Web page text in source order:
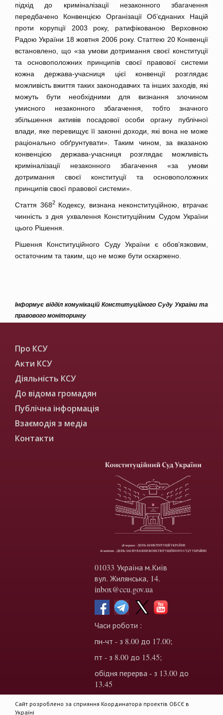
підхід до криміналізації незаконного збагачення
передбачено Конвенцією Організації Об’єднаних Націй
проти корупції 2003 року, ратифікованою Верховною
Радою України 18 жовтня 2006 року. Статтею 20 Конвенції
встановлено, що «за умови дотримання своєї конституції
та основоположних принципів своєї правової системи
кожна держава-учасниця цієї конвенції розглядає
можливість вжиття таких законодавчих та інших заходів, які
можуть бути необхідними для визнання злочином
умисного незаконного збагачення, тобто значного
збільшення активів посадової особи органу публічної
влади, яке перевищує її законні доходи, які вона не може
раціонально обґрунтувати». Таким чином, за вказаною
конвенцією держава-учасниця розглядає можливість
криміналізації незаконного збагачення «за умови
дотримання своєї конституції та основоположних
принципів своєї правової системи».
Стаття 3682Кодексу, визнана неконституційною, втрачає
чинність з дня ухвалення Конституційним Судом України
цього Рішення.
Рішення Конституційного Суду України є обов’язковим,
остаточним та таким, що не може бути оскаржено.
Інформує відділ комунікацій Конституційного Суду України та
правового моніторингу
Про КСУ
Акти КСУ
Діяльність КСУ
До відома громадян
Публічна інформація
Взаємодія з медіа
Контакти
01033 Україна м.Київ
вул. Жилянська, 14.
inbox@ccu.gov.ua
Часи роботи :
пн-чт - з 8.00 до 17.00;
пт - з 8.00 до 15.45;
обідня перерва - з 13.00 до
13.45
Сайт розроблено за сприяння Координатора проектів ОБСЄ в
Україні